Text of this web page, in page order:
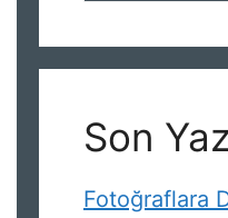
Son
Fotoğraflara